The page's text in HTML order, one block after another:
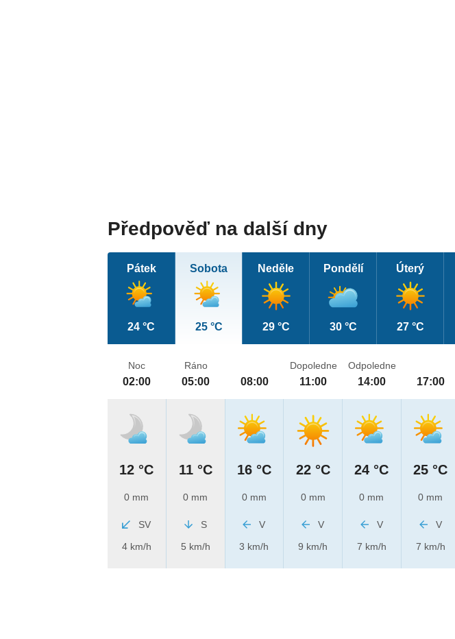
Předpověď na další dny
Pátek
24 °C
Sobota
25 °C
Neděle
29 °C
Pondělí
30 °C
Úterý
27 °C
Noc
02:00
12 °C
0 mm
SV
4 km/h
Ráno
05:00
11 °C
0 mm
S
5 km/h
08:00
16 °C
0 mm
V
3 km/h
Dopoledne
11:00
22 °C
0 mm
V
9 km/h
Odpoledne
14:00
24 °C
0 mm
V
7 km/h
17:00
25 °C
0 mm
V
7 km/h